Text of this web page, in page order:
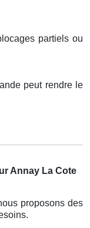
partiels ou
peut rendre le
Annay La Cote
proposons des